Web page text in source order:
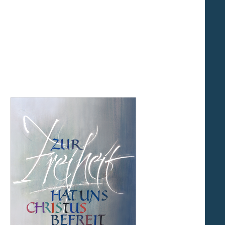
Mitbürger wegen ihres Glaubens,
ein. Die Kraft, die Gelassenheit
Johannes Paul II. nach seiner Wahl
Euch nicht!" aus der
dem Petersplatz zurief, da mag er
damals noch ein
Europa schon solange in Frieden,
Paul II. zu erinnern. Er hätte
überall auf der Welt.